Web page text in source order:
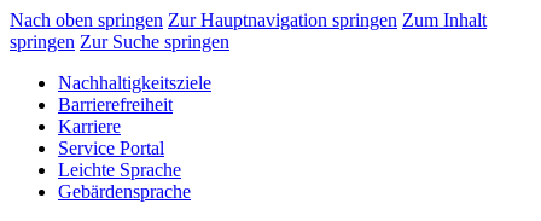
Nach oben springen Zur Hauptnavigation springen Zum Inhalt
springen Zur Suche springen
Nachhaltigkeitsziele
Barrierefreiheit
Karriere
Service Portal
Leichte Sprache
Gebärdensprache